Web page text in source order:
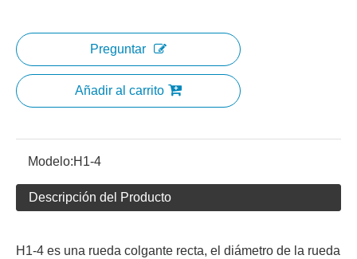
Preguntar
Añadir al carrito
Modelo:H1-4
Descripción del Producto
H1-4 es una rueda colgante recta, el diámetro de la rueda